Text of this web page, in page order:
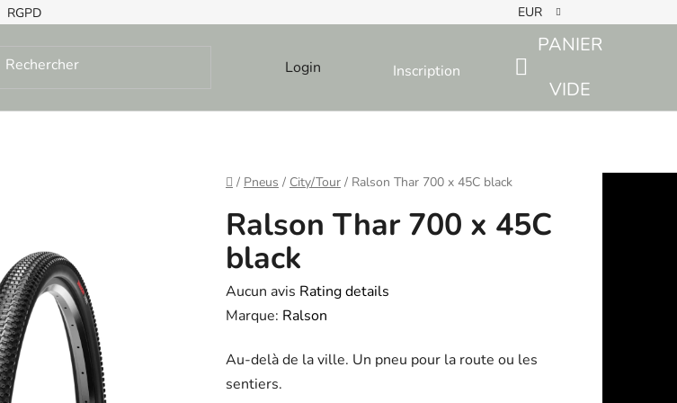
RGPD EUR
Login Inscription
SHOPPING
PANIER
VIDE
Home
/ Pneus / City/Tour / Ralson Thar 700 x 45C black
Ralson Thar 700 x 45C
black
The
average
rating
is
Aucun avis Rating details
Marque: Ralson
Au-delà de la ville. Un pneu pour la route ou les
sentiers.